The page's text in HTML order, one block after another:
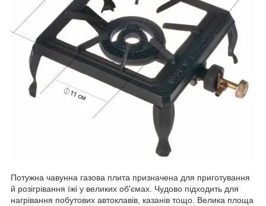
Потужна чавунна газова плита призначена для приготування
й розігрівання їжі у великих об'ємах. Чудово підходить для
нагрівання побутових автоклавів, казанів тощо. Велика площа